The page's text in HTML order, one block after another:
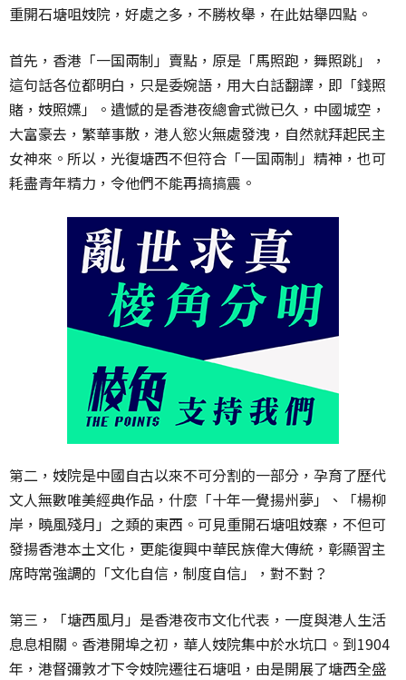
重開石塘咀妓院，好處之多，不勝枚舉，在此姑舉四點。
首先，香港「一国兩制」賣點，原是「馬照跑，舞照跳」，
這句話各位都明白，只是委婉語，用大白話翻譯，即「錢照
賭，妓照嫖」。遺憾的是香港夜總會式微已久，中國城空，
大富豪去，繁華事散，港人慾火無處發洩，自然就拜起民主
女神來。所以，光復塘西不但符合「一国兩制」精神，也可
耗盡青年精力，令他們不能再搞搞震。
第二，妓院是中國自古以來不可分割的一部分，孕育了歷代
文人無數唯美經典作品，什麼「十年一覺揚州夢」、「楊柳
岸，曉風殘月」之類的東西。可見重開石塘咀妓寨，不但可
發揚香港本土文化，更能復興中華民族偉大傳統，彰顯習主
席時常強調的「文化自信，制度自信」，對不對？
第三，「塘西風月」是香港夜市文化代表，一度與港人生活
息息相關。香港開埠之初，華人妓院集中於水坑口。到1904
年，港督彌敦才下令妓院遷往石塘咀，由是開展了塘西全盛